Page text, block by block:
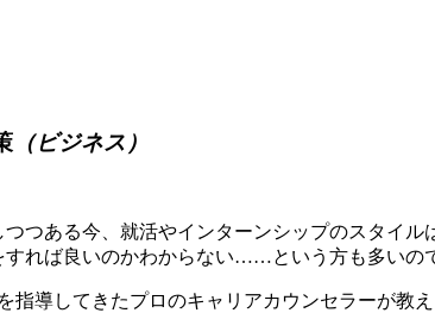
（ビジネス）
つある今、就活やインターンシップのスタイ
すれば良いのかわからない……という方も多いの
指導してきたプロのキャリアカウンセラーが教